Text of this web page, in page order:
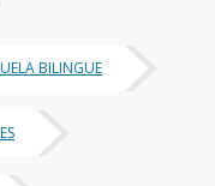
BILINGUE